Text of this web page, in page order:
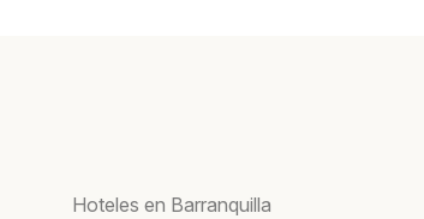
Hoteles en Barranquilla